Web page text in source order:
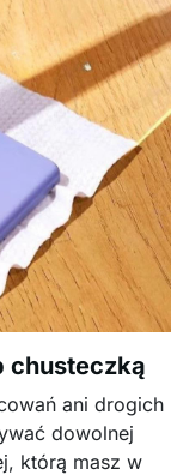
chusteczką
ani drogich
dowolnej
którą masz w